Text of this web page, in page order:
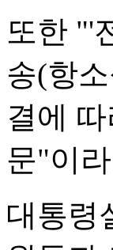
또한 "'
송(항
결에
문"이
대통령